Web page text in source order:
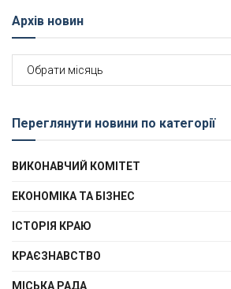
Архів новин
Архів
новин
Переглянути новини по категорії
ВИКОНАВЧИЙ КОМІТЕТ
ЕКОНОМІКА ТА БІЗНЕС
ІСТОРІЯ КРАЮ
КРАЄЗНАВСТВО
МІСЬКА РАДА